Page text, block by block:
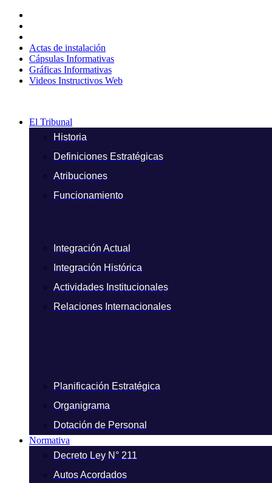
contenido
Actas de instalación
Cápsulas Informativas
Gráficas Informativas
Videos Instructivos Web
El Tribunal
Historia
Definiciones Estratégicas
Atribuciones
Funcionamiento
Integración Actual
Integración Histórica
Actividades Institucionales
Relaciones Internacionales
Planificación Estratégica
Organigrama
Dotación de Personal
Normativa
Decreto Ley N° 211
Autos Acordados